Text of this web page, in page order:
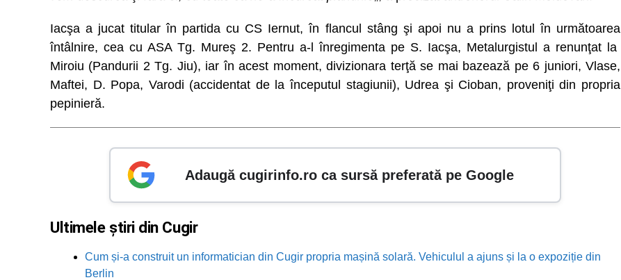
Iacşa a jucat titular în partida cu CS Iernut, în flancul stâng şi apoi nu a prins lotul în următoarea
întâlnire, cea cu ASA Tg. Mureş 2. Pentru a-l înregimenta pe S. Iacşa, Metalurgistul a renunţat la
Miroiu (Pandurii 2 Tg. Jiu), iar în acest moment, divizionara terţă se mai bazează pe 6 juniori, Vlase,
Maftei, D. Popa, Varodi (accidentat de la începutul stagiunii), Udrea şi Cioban, proveniţi din propria
pepinieră.
Adaugă cugirinfo.ro ca sursă preferată pe Google
Ultimele știri din Cugir
Cum și-a construit un informatician din Cugir propria mașină solară. Vehiculul a ajuns și la o expoziție din
Berlin